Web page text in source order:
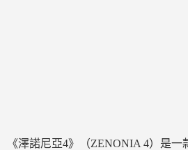
《澤諾尼亞4》（ZENONIA 4）是一